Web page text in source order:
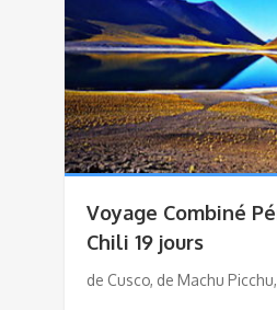
Voyage Combiné
Chili 19 jours
de Cusco, de Machu